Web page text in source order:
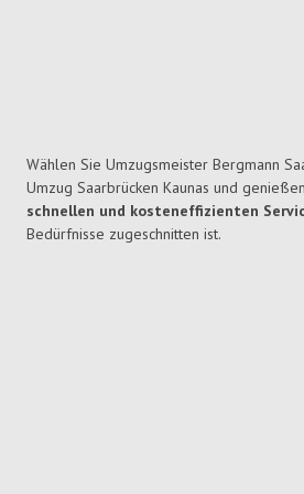
Wählen Sie Umzugsmeister Bergmann
Umzug Saarbrücken Kaunas und
schnellen und kosteneffizienten
Bedürfnisse zugeschnitten ist.